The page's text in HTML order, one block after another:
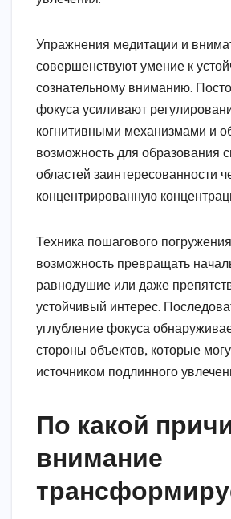
Упражнения медитации и
совершенствуют умение к
сознательному вниманию.
фокуса усиливают
когнитивными механизмами и
возможность для образования
областей заинтересованности
концентрированную
Техника пошагового
возможность превращать
равнодушие или даже
устойчивый интерес.
углубление фокуса
стороны объектов, которые
источником подлинного
По какой
внимание